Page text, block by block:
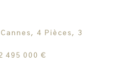
4 Pièces, 3
495 000 €